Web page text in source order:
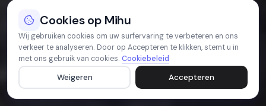
Cookies op Mihu
Wij gebruiken cookies om uw surfervaring te verbeteren en ons
verkeer te analyseren. Door op Accepteren te klikken, stemt u in
met ons gebruik van cookies. Cookiebeleid
Weigeren Accepteren